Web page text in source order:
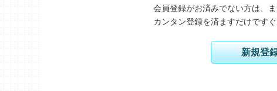
会員登録がお済みでない方は、ま
カンタン登録を済ますだけです
新規登